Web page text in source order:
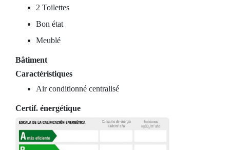
2 Toilettes
Bon état
Meublé
Bâtiment
Caractéristiques
Air conditionné centralisé
Certif. énergétique